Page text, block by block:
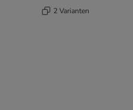
2 Varianten